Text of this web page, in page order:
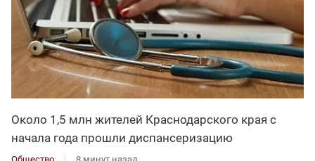
Около 1,5 млн жителей Краснодарского края с
начала года прошли диспансеризацию